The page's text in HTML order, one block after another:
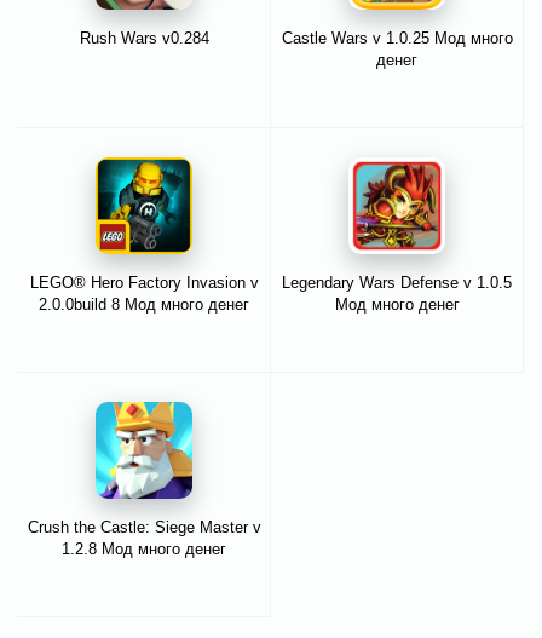
Rush Wars v0.284
Castle Wars v 1.0.25 Мод много
денег
LEGO® Hero Factory Invasion v
2.0.0build 8 Мод много денег
Legendary Wars Defense v 1.0.5
Мод много денег
Crush the Castle: Siege Master v
1.2.8 Мод много денег